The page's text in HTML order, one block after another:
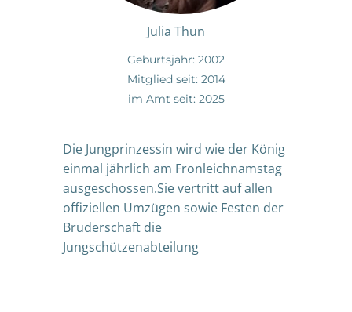
Julia Thun
Geburtsjahr: 2002
Mitglied seit: 2014
im Amt seit: 2025
Die Jungprinzessin wird wie der König
einmal jährlich am Fronleichnamstag
ausgeschossen.Sie vertritt auf allen
offiziellen Umzügen sowie Festen der
Bruderschaft die
Jungschützenabteilung